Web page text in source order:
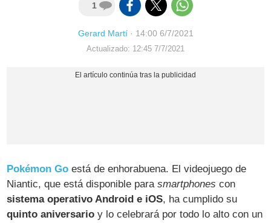
1
Gerard Martí· 14:00 6/7/2021
Actualizado: 12:45 7/7/2021
Pokémon Go está de enhorabuena. El videojuego de
Niantic, que está disponible parasmartphones con
sistema operativo Android e iOS, ha cumplido su
quinto aniversario y lo celebrará por todo lo alto con un